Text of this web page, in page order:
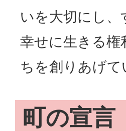
いを大切にし
幸せに生きる権
ちを創りあげ
町の宣言